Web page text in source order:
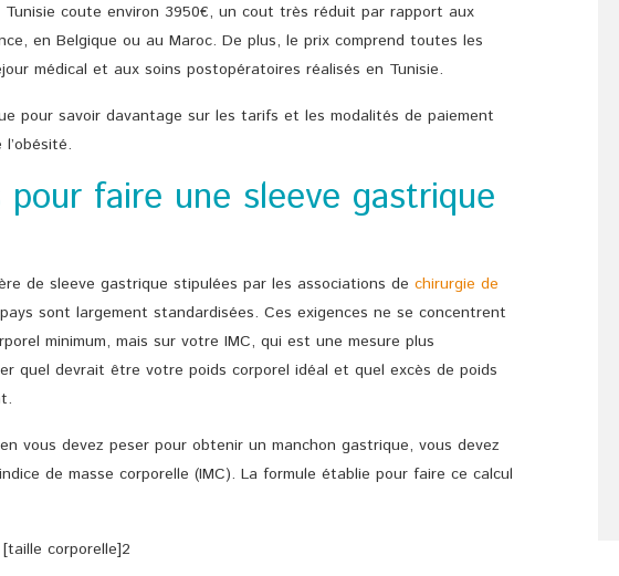
Tunisie coute environ 3950€, un cout très réduit par rapport aux
en Belgique ou au Maroc. De plus, le prix comprend toutes les
médical et aux soins postopératoires réalisés en Tunisie.
pour savoir davantage sur les tarifs et les modalités de paiement
pour faire une sleeve gastrique
de sleeve gastrique stipulées par les associations de chirurgie de
sont largement standardisées. Ces exigences ne se concentrent
minimum, mais sur votre IMC, qui est une mesure plus
quel devrait être votre poids corporel idéal et quel excès de poids
vous devez peser pour obtenir un manchon gastrique, vous devez
de masse corporelle (IMC). La formule établie pour faire ce calcul
corporelle]2